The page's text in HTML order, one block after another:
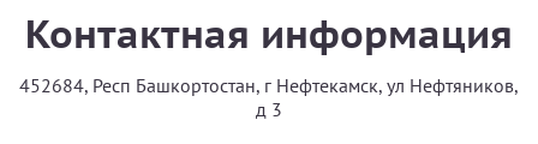
Контактная информация
452684, Респ Башкортостан, г Нефтекамск, ул Нефтяников,
д 3